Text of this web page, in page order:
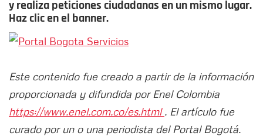
y realiza peticiones ciudadanas en un mismo lugar.
Haz clic en el banner.
Este contenido fue creado a partir de la información
proporcionada y difundida por Enel Colombia
https://www.enel.com.co/es.html. El artículo fue
curado por un o una periodista del Portal Bogotá.